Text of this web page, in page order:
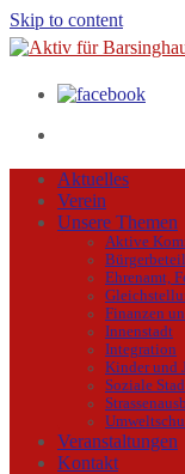
Skip to content
Aktuelles
Verein
Unsere Themen
Aktive
Ehrenamt,
Finanzen
Innenstadt
Integration
Kinder und
Soziale
Veranstaltungen
Kontakt